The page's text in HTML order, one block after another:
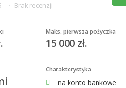
Brak recenzji
Maks. pierwsza pożyczka
15 000 zł.
Charakterystyka
na konto bankowe